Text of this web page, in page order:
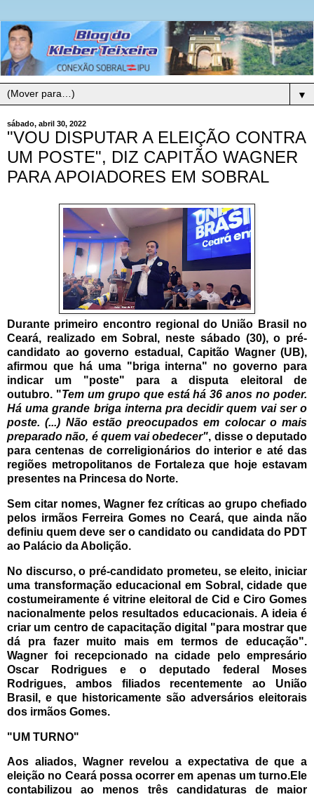
▼
sábado, abril 30, 2022
"VOU DISPUTAR A ELEIÇÃO CONTRA
UM POSTE", DIZ CAPITÃO WAGNER
PARA APOIADORES EM SOBRAL
Durante primeiro encontro regional do União Brasil no
Ceará, realizado em Sobral, neste sábado (30), o pré-
candidato ao governo estadual, Capitão Wagner (UB),
afirmou que há uma "briga interna" no governo para
indicar um "poste" para a disputa eleitoral de
outubro. "Tem um grupo que está há 36 anos no poder.
Há uma grande briga interna pra decidir quem vai ser o
poste. (...) Não estão preocupados em colocar o mais
preparado não, é quem vai obedecer", disse o deputado
para centenas de correligionários do interior e até das
regiões metropolitanos de Fortaleza que hoje estavam
presentes na Princesa do Norte.
Sem citar nomes, Wagner fez críticas ao grupo chefiado
pelos irmãos Ferreira Gomes no Ceará, que ainda não
definiu quem deve ser o candidato ou candidata do PDT
ao Palácio da Abolição.
No discurso, o pré-candidato prometeu, se eleito, iniciar
uma transformação educacional em Sobral, cidade que
costumeiramente é vitrine eleitoral de Cid e Ciro Gomes
nacionalmente pelos resultados educacionais. A ideia é
criar um centro de capacitação digital "para mostrar que
dá pra fazer muito mais em termos de educação".
Wagner foi recepcionado na cidade pelo empresário
Oscar Rodrigues e o deputado federal Moses
Rodrigues, ambos filiados recentemente ao União
Brasil, e que historicamente são adversários eleitorais
dos irmãos Gomes.
"UM TURNO"
Aos aliados, Wagner revelou a expectativa de que a
eleição no Ceará possa ocorrer em apenas um turno.Ele
contabilizou ao menos três candidaturas de maior